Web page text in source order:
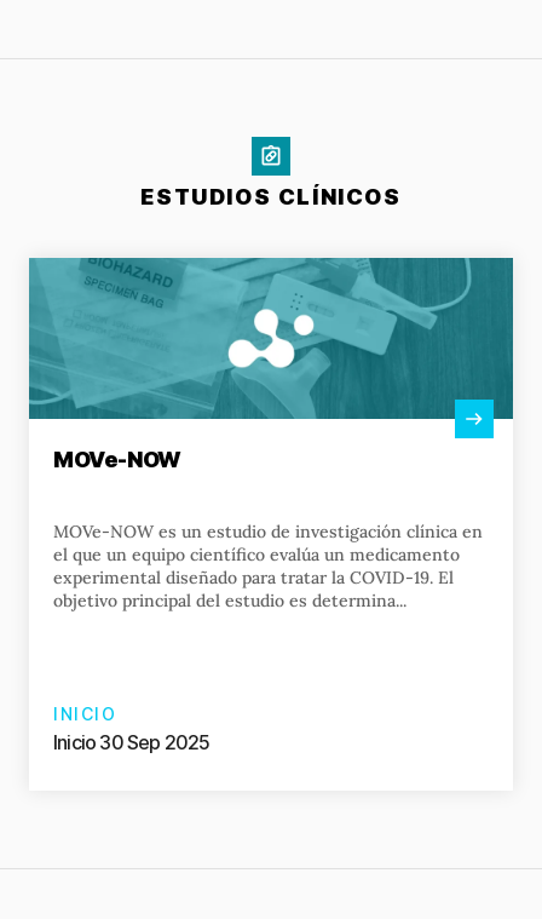
ESTUDIOS CLÍNICOS
MOVe-NOW
MOVe-NOW es un estudio de investigación clínica en
el que un equipo científico evalúa un medicamento
experimental diseñado para tratar la COVID-19. El
objetivo principal del estudio es determina...
INICIO
Inicio 30 Sep 2025
Ver actividad